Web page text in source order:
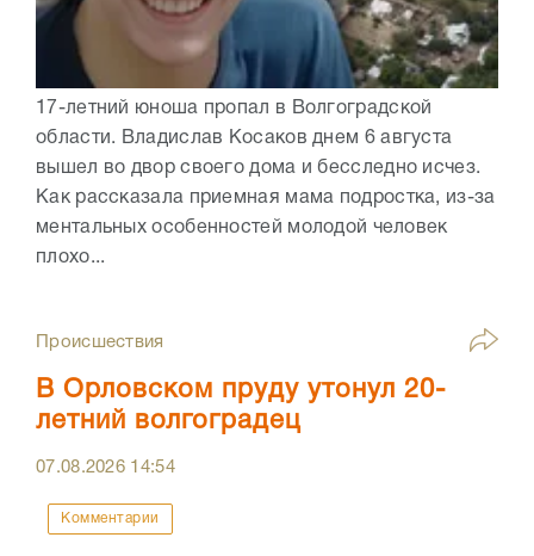
17-летний юноша пропал в Волгоградской
области. Владислав Косаков днем 6 августа
вышел во двор своего дома и бесследно исчез.
Как рассказала приемная мама подростка, из-за
ментальных особенностей молодой человек
плохо...
Происшествия
В Орловском пруду утонул 20-
летний волгоградец
07.08.2026 14:54
Комментарии